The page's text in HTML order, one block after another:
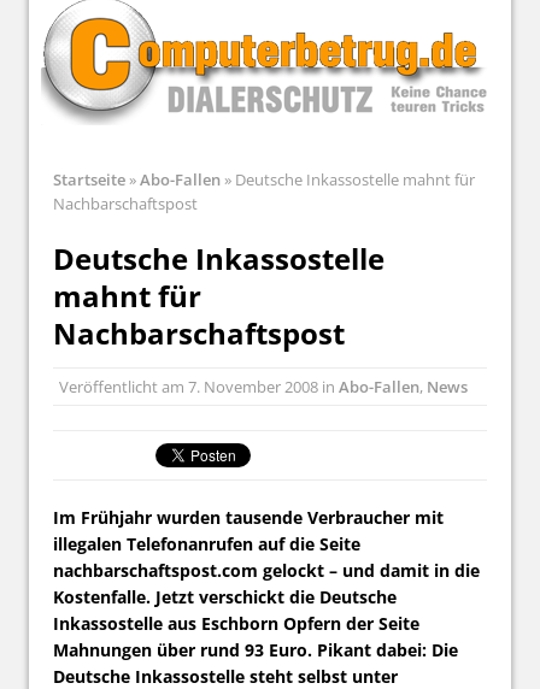
Startseite»Abo-Fallen» Deutsche Inkassostelle mahnt für
Nachbarschaftspost
Deutsche Inkassostelle
mahnt für
Nachbarschaftspost
Veröffentlicht am 7. November 2008 in Abo-Fallen, News
Im Frühjahr wurden tausende Verbraucher mit
illegalen Telefonanrufen auf die Seite
nachbarschaftspost.com gelockt – und damit in die
Kostenfalle. Jetzt verschickt die Deutsche
Inkassostelle aus Eschborn Opfern der Seite
Mahnungen über rund 93 Euro. Pikant dabei: Die
Deutsche Inkassostelle steht selbst unter